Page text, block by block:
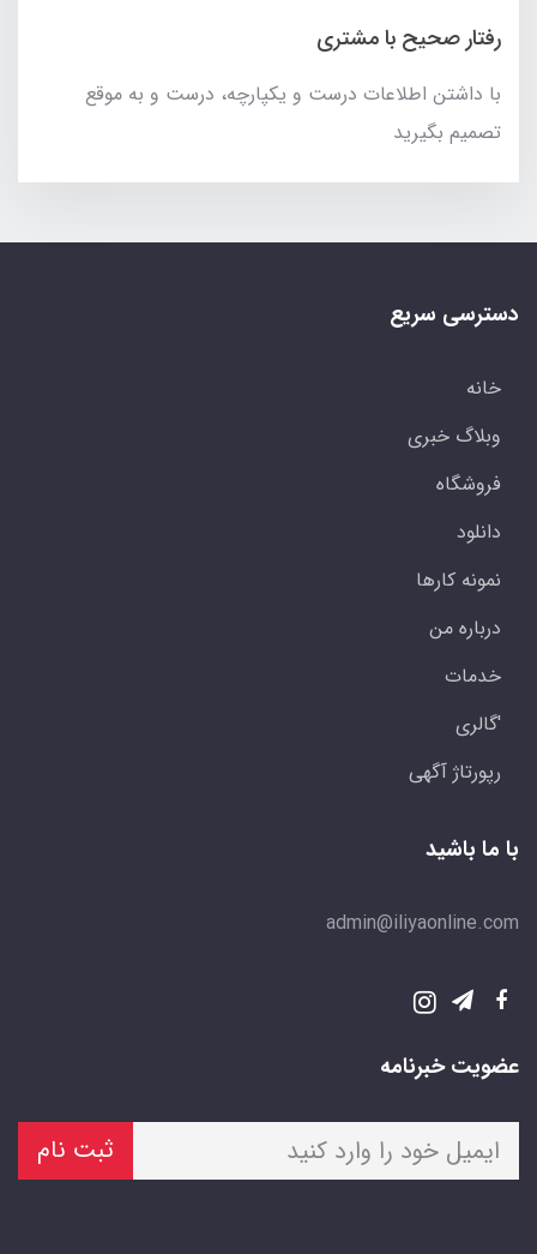
رفتار صحیح با مشتری
با داشتن اطلاعات درست و یکپارچه، درست و به موقع
تصمیم بگیرید
دسترسی سریع
خانه
وبلاگ خبری
فروشگاه
دانلود
نمونه کارها
درباره من
خدمات
'گالری
رپورتاژ آگهی
با ما باشید
admin@iliyaonline.com
عضویت خبرنامه
ثبت نام